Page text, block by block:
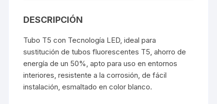
DESCRIPCIÓN
Tubo T5 con Tecnología LED, ideal para
sustitución de tubos fluorescentes T5, ahorro de
energía de un 50%, apto para uso en entornos
interiores, resistente a la corrosión, de fácil
instalación, esmaltado en color blanco.